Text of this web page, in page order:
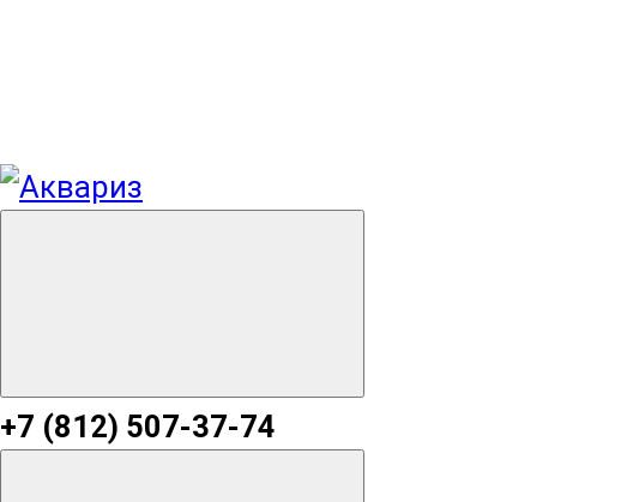
+7 (812) 507-37-74